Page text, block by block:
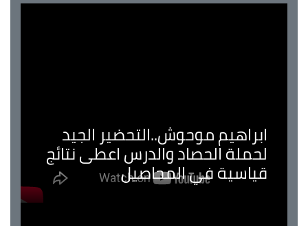
ابراهيم موحوش..التحضير الجيد
لحملة الحصاد والدرس اعطى نتائج
قياسية في المحاصيل